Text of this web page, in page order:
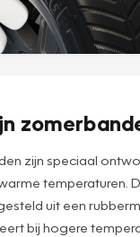
zijn speciaal
temperaturen.
uit een
bij hogere